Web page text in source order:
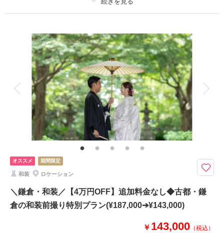
このプランで撮影可能な撮影レポート
相談予約する
来店・オンライン
撮影日の空き
を確認する
撮影料 新婦衣装1着 新郎衣装1着
着付け ヘアメイク 小物一式
アルバム データ 150 カット 台紙付写真
衣装追加 会食 挙式
家族と撮影 家族用衣装レンタル ペットと撮影
その他含むもの
撮影データ150カット（納期3週間/レタッチ済）・ヘアメイク・撮影アテン
ド・アクセサリー類レンタル・ブーケ＆ブートニアレンタル・ベールレンタ
ル
8月までにお問い合わせでお得に♩｜全データ（レタッチ込）、ドレス・美
●ロケ地：城ヶ島
●データ:約150カット(色味補正等レタッチ済)
●衣装:国内外からセレクトしたドレスより1着レンタル（持込無料/ドレスグ
オススメ 期間限定
和装 ロケーション
＼鎌倉・和装／【4万円OFF】追加料金なし◆古都・鎌
倉の和装前撮り特別プラン(¥187,000➔¥143,000)
￥ 143,000 （税込）